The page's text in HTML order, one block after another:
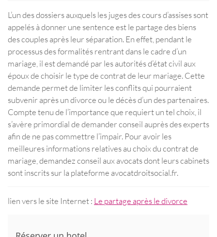
L’un des dossiers auxquels les juges des cours d’assises sont
appelés à donner une sentence est le partage des biens
des couples après leur séparation. En effet, pendant le
processus des formalités rentrant dans le cadre d’un
mariage, il est demandé par les autorités d’état civil aux
époux de choisir le type de contrat de leur mariage. Cette
demande permet de limiter les conflits qui pourraient
subvenir après un divorce ou le décès d’un des partenaires.
Compte tenu de l’importance que requiert un tel choix, il
s’avère primordial de demander conseil auprès des experts
afin de ne pas commettre l’impair. Pour avoir les
meilleures informations relatives au choix du contrat de
mariage, demandez conseil aux avocats dont leurs cabinets
sont inscrits sur la plateforme avocatdroitsocial.fr.
lien vers le site Internet : Le partage après le divorce